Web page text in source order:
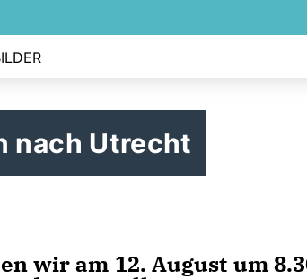
nach Utrecht
wir am 12. August um